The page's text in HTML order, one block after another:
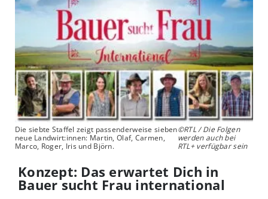
Die siebte Staffel zeigt passenderweise sieben
neue Landwirt:innen: Martin, Olaf, Carmen,
Marco, Roger, Iris und Björn.
©RTL / Die Folgen
werden auch bei
RTL+ verfügbar sein
Konzept: Das erwartet Dich in
Bauer sucht Frau international